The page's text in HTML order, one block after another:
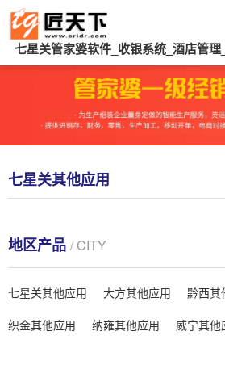
七星关管家婆软件_收银系统_酒店管理
七星关其他应用
地区产品 / CITY
七星关其他应用 大方其他应用 黔西其
织金其他应用
纳雍其他应用 威宁其他